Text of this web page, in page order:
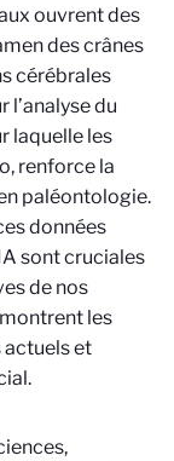
ouvrent des
des crânes
cérébrales
l’analyse du
laquelle les
renforce la
paléontologie.
données
sont cruciales
de nos
les
et